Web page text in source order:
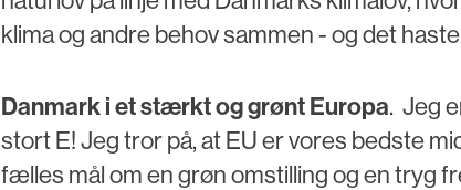
klima og andre behov sammen - og det
Danmark i et stærkt og grønt Europa. Jeg
stort E! Jeg tror på, at EU er vores bedste
fælles mål om en grøn omstilling og en tryg